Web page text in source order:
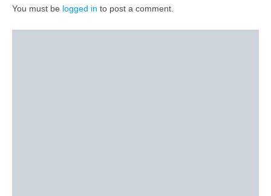
You must be logged in to post a comment.